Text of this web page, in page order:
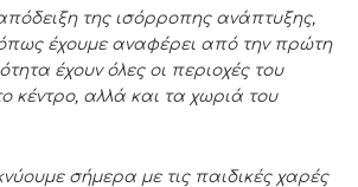
της ισόρροπης ανάπτυξης,
έχουμε αναφέρει από την πρώτη
έχουν όλες οι περιοχές του
κέντρο, αλλά και τα χωριά του
σήμερα με τις παιδικές χαρές